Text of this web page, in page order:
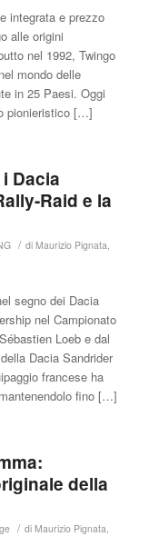
integrata e prezzo
alle origini
nel 1992, Twingo
mondo delle
in 25 Paesi. Oggi
pionieristico […]
Dacia
Raid e la
/ di Maurizio Pignata,
segno dei Dacia
nel Campionato
Loeb e dal
Dacia Sandrider
francese ha
fino […]
della
/ di Maurizio Pignata,